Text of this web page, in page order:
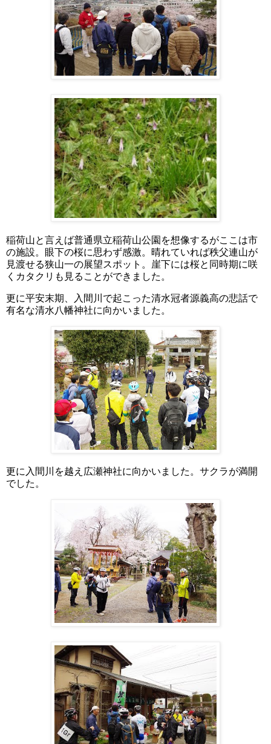
稲荷山と言えば普通県立稲荷山公園を想像するがここは市
の施設。眼下の桜に思わず感激。晴れていれば秩父連山が
見渡せる狭山一の展望スポット。崖下には桜と同時期に咲
くカタクリも見ることができました。
更に平安末期、入間川で起こった清水冠者源義高の悲話で
有名な清水八幡神社に向かいました。
更に入間川を越え広瀬神社に向かいました。サクラが満開
でした。